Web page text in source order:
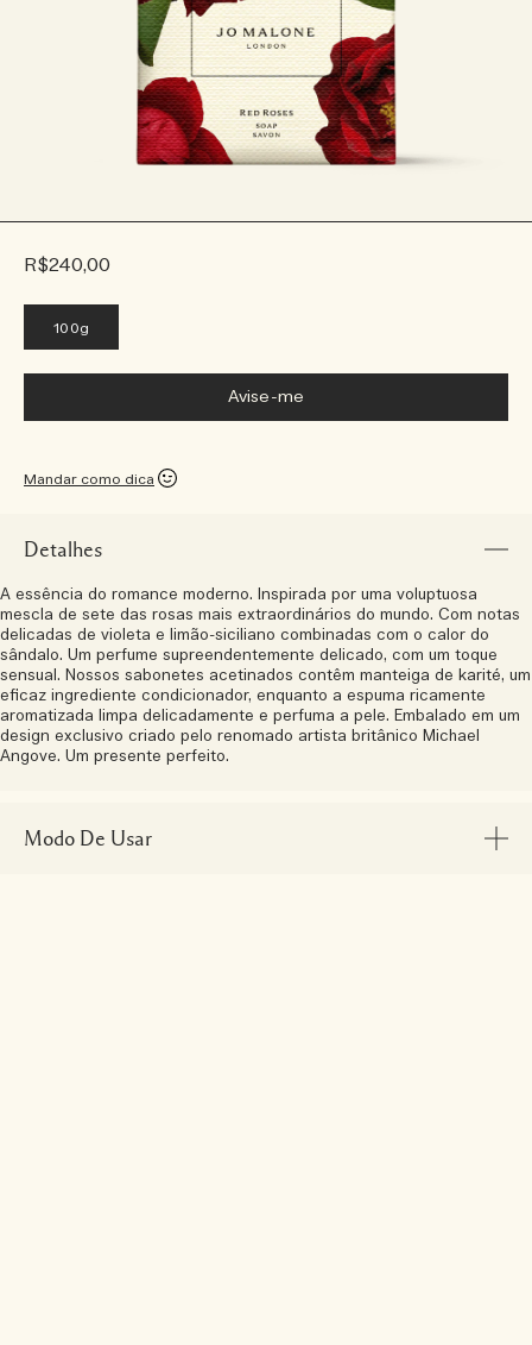
R$240,00
100g
Avise-me
Mandar como dica
Detalhes
A essência do romance moderno. Inspirada por uma voluptuosa
mescla de sete das rosas mais extraordinários do mundo. Com notas
delicadas de violeta e limão-siciliano combinadas com o calor do
sândalo. Um perfume supreendentemente delicado, com um toque
sensual. Nossos sabonetes acetinados contêm manteiga de karité, um
eficaz ingrediente condicionador, enquanto a espuma ricamente
aromatizada limpa delicadamente e perfuma a pele. Embalado em um
design exclusivo criado pelo renomado artista britânico Michael
Angove. Um presente perfeito.
Modo De Usar